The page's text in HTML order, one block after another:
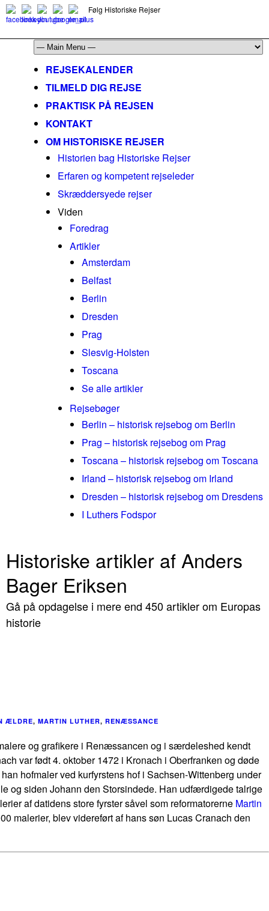
Følg Historiske Rejser
REJSEKALENDER
TILMELD DIG REJSE
PRAKTISK PÅ REJSEN
KONTAKT
OM HISTORISKE REJSER
Historien bag Historiske Rejser
Erfaren og kompetent rejseleder
Skræddersyede rejser
Viden
Foredrag
Artikler
Amsterdam
Belfast
Berlin
Dresden
Prag
Slesvig-Holsten
Toscana
Se alle artikler
Rejsebøger
Berlin – historisk rejsebog om Berlin
Prag – historisk rejsebog om Prag
Toscana – historisk rejsebog om Toscana
Irland – historisk rejsebog om Irland
Dresden – historisk rejsebog om Dresdens
I Luthers Fodspor
Historiske artikler af Anders
Bager Eriksen
Gå på opdagelse i mere end 450 artikler om Europas
historie
ÆLDRE, MARTIN LUTHER, RENÆSSANCE
og grafikere i Renæssancen og i særdeleshed kendt
var født 4. oktober 1472 i Kronach i Oberfranken og døde
hofmaler ved kurfyrstens hof i Sachsen-Wittenberg under
og siden Johann den Storsindede. Han udfærdigede talrige
af datidens store fyrster såvel som reformatorerne Martin
malerier, blev videreført af hans søn Lucas Cranach den